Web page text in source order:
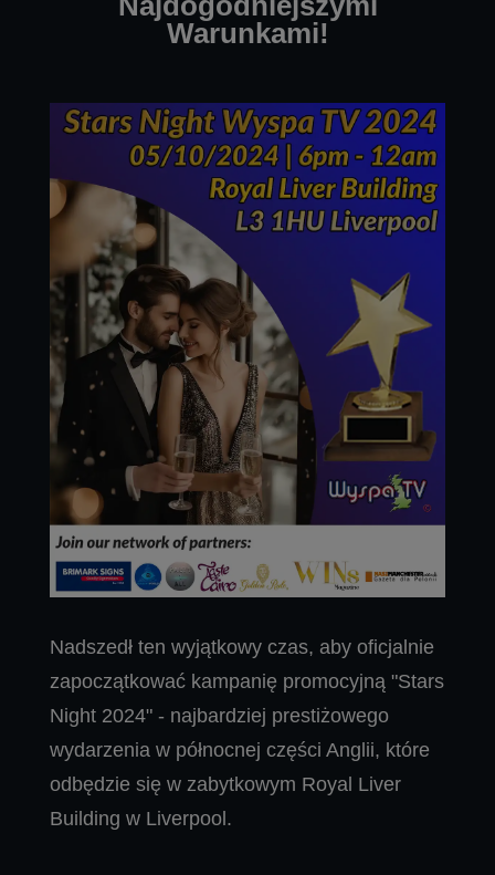
Warunkami!
Nadszedł ten wyjątkowy czas, aby oficjalnie
zapoczątkować kampanię promocyjną "Stars
Night 2024" - najbardziej prestiżowego
wydarzenia w północnej części Anglii, które
odbędzie się w zabytkowym Royal Liver
Building w Liverpool.